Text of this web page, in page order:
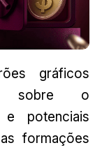
gráficos
sobre o
potenciais
formações